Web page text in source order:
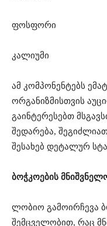
ფოსფორი
კალიუმი
ამ კომპონენტებს
ორგანიზმისთვის
გაინტერესებთ
შედარება,
შესახებ დეტალურ
ბოჭკოების
ლობიო გამოირჩევა
შემცველობით, რაც